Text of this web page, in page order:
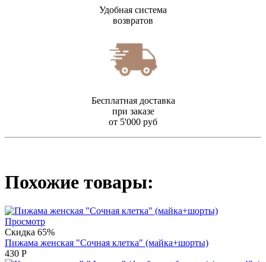
Удобная система
возвратов
Бесплатная доставка
при заказе
от 5'000 руб
Похожие товары:
Просмотр
Скидка 65%
Пижама женская "Сочная клетка" (майка+шорты)
430 Р